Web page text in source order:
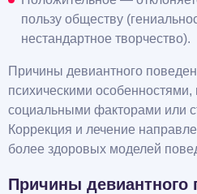
пользу обществу
нестандартное творчество).
Причины девиантного
психическими
социальными факторами или
Коррекция и лечение
более здоровых моделей
Причины девиантного